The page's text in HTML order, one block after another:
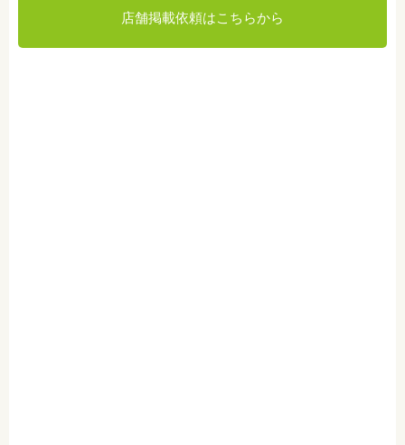
店舗掲載依頼はこちらから